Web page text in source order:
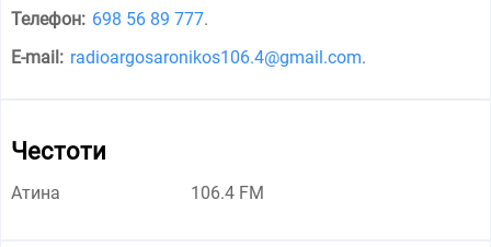
Телефон: 698 56 89 777.
E-mail: radioargosaronikos106.4@gmail.com.
Честоти
Атина 106.4 FM